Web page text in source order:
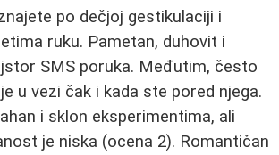
po dečjoj gestikulaciji i
ruku. Pametan, duhovit i
SMS poruka. Međutim, često
u vezi čak i kada ste pored njega.
i sklon eksperimentima, ali
je niska (ocena 2). Romantičan